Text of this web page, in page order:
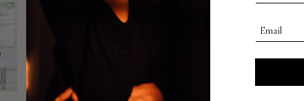
TRAVEL BERKEY
Email